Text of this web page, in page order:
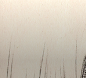
principal